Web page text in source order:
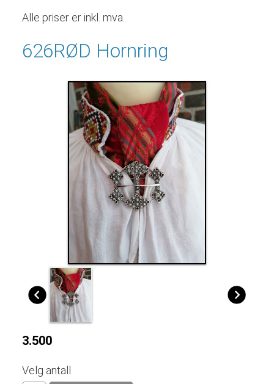
Alle priser er inkl. mva.
626RØD Hornring
3.500
Velg antall